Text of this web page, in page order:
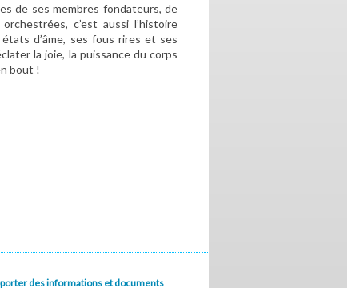
de ses membres fondateurs, de
c’est aussi l’histoire
d’âme, ses fous rires et ses
la joie, la puissance du corps
bout !
des informations et documents